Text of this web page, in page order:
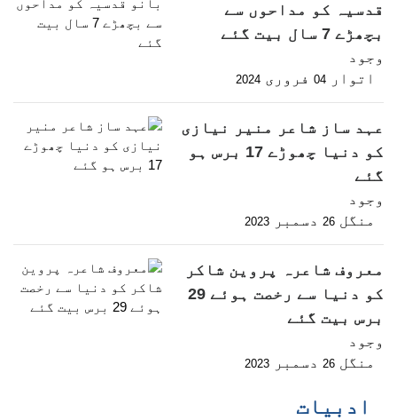
قدسیہ کو مداحوں سے
بچھڑے 7 سال بیت گئے
وجود
اتوار 04 فروری 2024
عہد ساز شاعر منیر نیازی
کو دنیا چھوڑے 17 برس ہو
گئے
وجود
منگل 26 دسمبر 2023
معروف شاعرہ پروین شاکر
کو دنیا سے رخصت ہوئے 29
برس بیت گئے
وجود
منگل 26 دسمبر 2023
ادبیات